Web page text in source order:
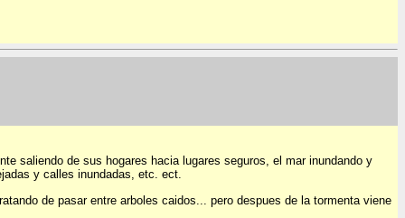
saliendo de sus hogares hacia lugares seguros, el mar inundando y
y calles inundadas, etc. ect.
de pasar entre arboles caidos... pero despues de la tormenta viene